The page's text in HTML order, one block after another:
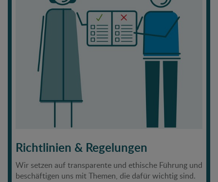
Richtlinien & Regelungen
Wir setzen auf transparente und ethische Führung und
beschäftigen uns mit Themen, die dafür wichtig sind.